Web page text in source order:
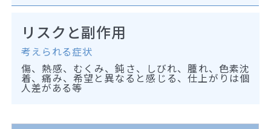
リスクと副作用
考えられる症状
傷、熱感、むくみ、鈍さ、しびれ、腫れ、色素沈
着、痛み、希望と異なると感じる、仕上がりは個
人差がある等